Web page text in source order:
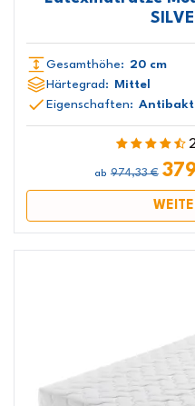
Gesamthöhe: 20 cm
Härtegrad: Mittel
Eigenschaften:
ab 974,33 €